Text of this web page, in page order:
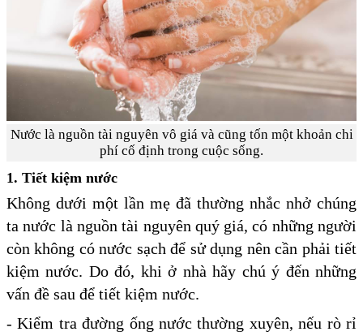
Nước là nguồn tài nguyên vô giá và cũng tốn một khoản chi
phí cố định trong cuộc sống.
1. Tiết kiệm nước
Không dưới một lần mẹ đã thường nhắc nhở chúng
ta nước là nguồn tài nguyên quý giá, có những người
còn không có nước sạch để sử dụng nên cần phải tiết
kiệm nước. Do đó, khi ở nhà hãy chú ý đến những
vấn đề sau để tiết kiệm nước.
- Kiểm tra đường ống nước thường xuyên, nếu rò rỉ